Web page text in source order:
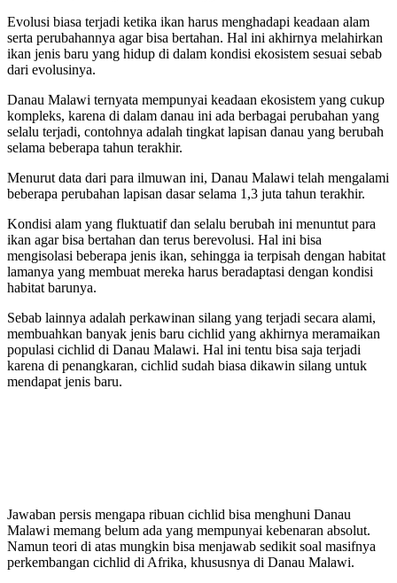
Evolusi biasa terjadi ketika ikan harus menghadapi keadaan alam
serta perubahannya agar bisa bertahan. Hal ini akhirnya melahirkan
ikan jenis baru yang hidup di dalam kondisi ekosistem sesuai sebab
dari evolusinya.
Danau Malawi ternyata mempunyai keadaan ekosistem yang cukup
kompleks, karena di dalam danau ini ada berbagai perubahan yang
selalu terjadi, contohnya adalah tingkat lapisan danau yang berubah
selama beberapa tahun terakhir.
Menurut data dari para ilmuwan ini, Danau Malawi telah mengalami
beberapa perubahan lapisan dasar selama 1,3 juta tahun terakhir.
Kondisi alam yang fluktuatif dan selalu berubah ini menuntut para
ikan agar bisa bertahan dan terus berevolusi. Hal ini bisa
mengisolasi beberapa jenis ikan, sehingga ia terpisah dengan habitat
lamanya yang membuat mereka harus beradaptasi dengan kondisi
habitat barunya.
Sebab lainnya adalah perkawinan silang yang terjadi secara alami,
membuahkan banyak jenis baru cichlid yang akhirnya meramaikan
populasi cichlid di Danau Malawi. Hal ini tentu bisa saja terjadi
karena di penangkaran, cichlid sudah biasa dikawin silang untuk
mendapat jenis baru.
Jawaban persis mengapa ribuan cichlid bisa menghuni Danau
Malawi memang belum ada yang mempunyai kebenaran absolut.
Namun teori di atas mungkin bisa menjawab sedikit soal masifnya
perkembangan cichlid di Afrika, khususnya di Danau Malawi.